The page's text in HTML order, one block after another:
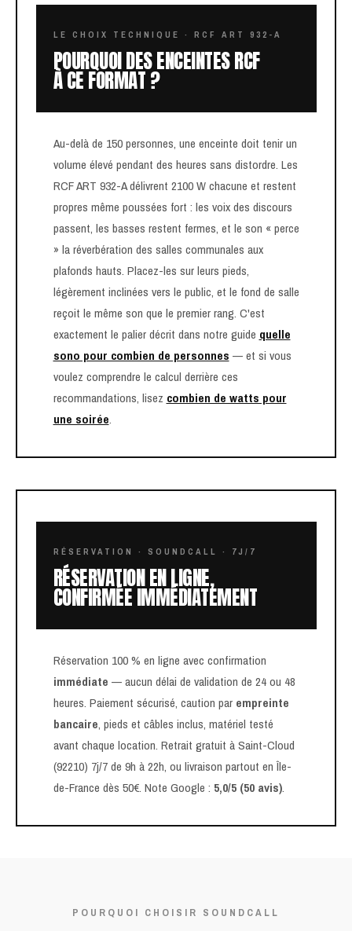
LE CHOIX TECHNIQUE · RCF ART 932-A
POURQUOI DES ENCEINTES RCF
À CE FORMAT ?
Au-delà de 150 personnes, une enceinte doit tenir un
volume élevé pendant des heures sans distordre. Les
RCF ART 932-A délivrent 2100 W chacune et restent
propres même poussées fort : les voix des discours
passent, les basses restent fermes, et le son « perce
» la réverbération des salles communales aux
plafonds hauts. Placez-les sur leurs pieds,
légèrement inclinées vers le public, et le fond de salle
reçoit le même son que le premier rang. C'est
exactement le palier décrit dans notre guide quelle
sono pour combien de personnes — et si vous
voulez comprendre le calcul derrière ces
recommandations, lisez combien de watts pour
une soirée.
RÉSERVATION · SOUNDCALL · 7J/7
RÉSERVATION EN LIGNE,
CONFIRMÉE IMMÉDIATEMENT
Réservation 100 % en ligne avec confirmation
immédiate — aucun délai de validation de 24 ou 48
heures. Paiement sécurisé, caution par empreinte
bancaire, pieds et câbles inclus, matériel testé
avant chaque location. Retrait gratuit à Saint-Cloud
(92210) 7j/7 de 9h à 22h, ou livraison partout en Île-
de-France dès 50€. Note Google : 5,0/5 (50 avis).
POURQUOI CHOISIR SOUNDCALL